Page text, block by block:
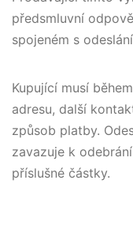
předsmluvní
spojeném s
Kupující musí
adresu, další
způsob platby.
zavazuje k
příslušné částky.